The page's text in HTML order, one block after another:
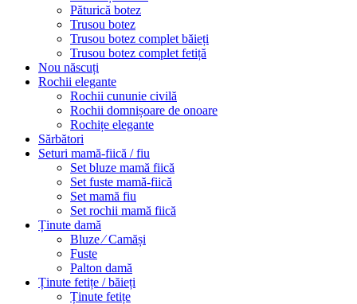
Păturică botez
Trusou botez
Trusou botez complet băieți
Trusou botez complet fetiță
Nou născuți
Rochii elegante
Rochii cununie civilă
Rochii domnișoare de onoare
Rochițe elegante
Sărbători
Seturi mamă-fiică / fiu
Set bluze mamă fiică
Set fuste mamă-fiică
Set mamă fiu
Set rochii mamă fiică
Ținute damă
Bluze ⁄ Camăși
Fuste
Palton damă
Ținute fetițe / băieți
Ținute fetițe